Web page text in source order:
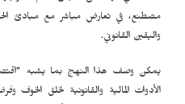
مصطنع، في تعارض مباشر مع مبادئ
واليقين القانوني.
يمكن وصف هذا النهج بما يشبه
الأدوات المالية والقانونية لخلق الخوف